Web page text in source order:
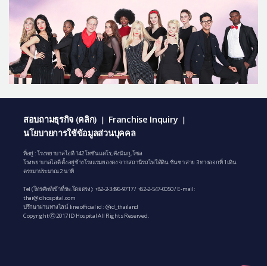
สอบถามธุรกิจ (คลิก) | Franchise Inquiry |
นโยบายการใช้ข้อมูลส่วนบุคคล
ที่อยู่ : โรงพยาบาลไอดี 142 โทซันแดโร, คังนัมกู, โซล
โรงพยาบาลไอดี ตั้งอยู่ข้างโรงแรมยองดง จากสถานีรถไฟใต้ดิน ชินซา สาย 3 ทางออกที่ 1 เดิน
ตรงมาประมาณ 2 นาที
Tel (โทรศัพท์เข้าที่รพ.โดยตรง): +82-2-3496-9717/+82-2-547-0050/ E-mail:
thai@idhospital.com
ปรึกษาผ่านทางไลน์ line official id : @id_thailand
Copyright ⓒ 2017 ID Hospital All Rights Reserved.